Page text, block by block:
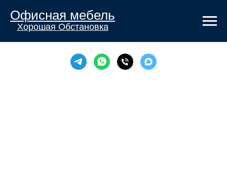
Офисная мебель
Хорошая Обстановка